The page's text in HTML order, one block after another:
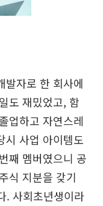
발자로 한 회사에
도 재밌었고, 함
업하고 자연스레
시 사업 아이템도
째 멤버였으니 공
식 지분을 갖기
. 사회초년생이라